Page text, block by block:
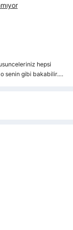
hepsi
senin gibi bakabilir.…